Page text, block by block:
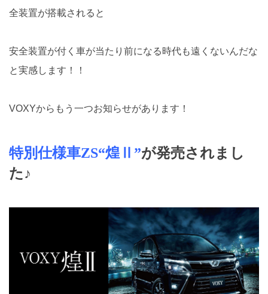
全装置が搭載されると
安全装置が付く車が当たり前になる時代も遠くないんだな
と実感します！！
VOXYからもう一つお知らせがあります！
特別仕様車ZS“煌Ⅱ”が発売されまし
た♪